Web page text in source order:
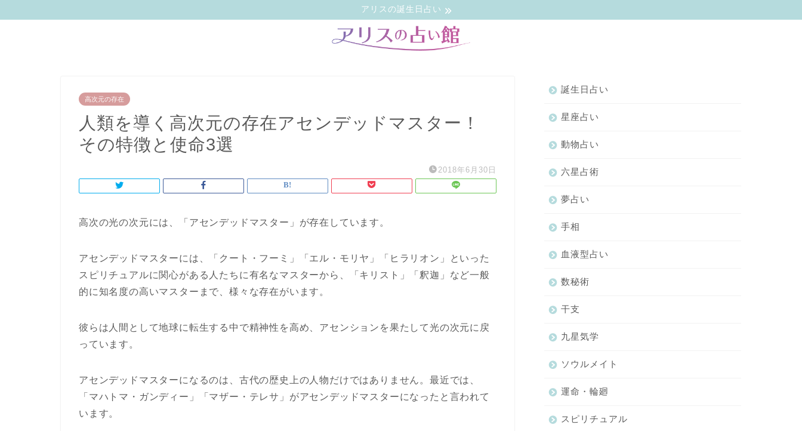
アリスの誕生日占い
高次元の存在
人類を導く高次元の存在アセンデッドマスター！
その特徴と使命3選
2018年6月30日
高次の光の次元には、「アセンデッドマスター」が存在しています。
アセンデッドマスターには、「クート・フーミ」「エル・モリヤ」「ヒラリオン」といった
スピリチュアルに関心がある人たちに有名なマスターから、「キリスト」「釈迦」など一般
的に知名度の高いマスターまで、様々な存在がいます。
彼らは人間として地球に転生する中で精神性を高め、アセンションを果たして光の次元に戻
っています。
アセンデッドマスターになるのは、古代の歴史上の人物だけではありません。最近では、
「マハトマ・ガンディー」「マザー・テレサ」がアセンデッドマスターになったと言われて
います。
誕生日占い
星座占い
動物占い
六星占術
夢占い
手相
血液型占い
数秘術
干支
九星気学
ソウルメイト
運命・輪廻
スピリチュアル